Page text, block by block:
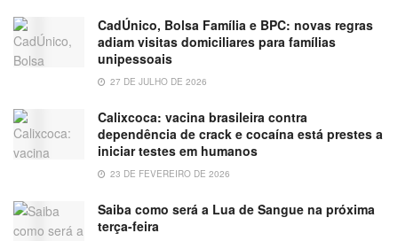
CadÚnico, Bolsa Família e BPC: novas regras
adiam visitas domiciliares para famílias
unipessoais
27 DE JULHO DE 2026
Calixcoca: vacina brasileira contra
dependência de crack e cocaína está prestes a
iniciar testes em humanos
23 DE FEVEREIRO DE 2026
Saiba como será a Lua de Sangue na próxima
terça-feira